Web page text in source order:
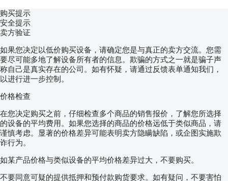
购买提示
安全提示
卖方验证
如果您决定以低价购买设备，请确定您是与真正的卖方交流。您需
要尽可能多地了解设备所有者的信息。欺骗的方式之一就是骗子声
称自己是真实存在的公司。如有怀疑，请通过反馈表单通知我们，
以进行进一步控制。
价格检查
在您决定购买之前，仔细检查多个商品的销售报价，了解您所选择
的设备的平均费用。如果您选择的商品的价格远低于类似商品，请
谨慎考虑。显著的价格差异可能表明卖方隐瞒缺陷，或企图实施欺
诈行为。
如某产品价格与类似设备的平均价格差异过大，不要购买。
不要同意可疑的提供抵押和预付款购货要求。如有疑问，不要害怕